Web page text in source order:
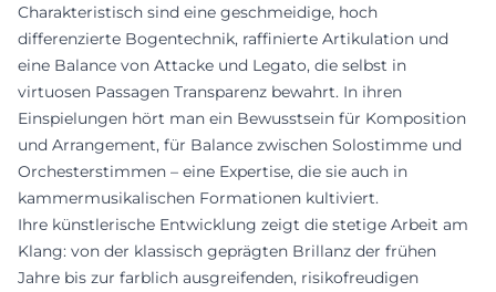
Charakteristisch sind eine geschmeidige, hoch
differenzierte Bogentechnik, raffinierte Artikulation und
eine Balance von Attacke und Legato, die selbst in
virtuosen Passagen Transparenz bewahrt. In ihren
Einspielungen hört man ein Bewusstsein für Komposition
und Arrangement, für Balance zwischen Solostimme und
Orchesterstimmen – eine Expertise, die sie auch in
kammermusikalischen Formationen kultiviert.
Ihre künstlerische Entwicklung zeigt die stetige Arbeit am
Klang: von der klassisch geprägten Brillanz der frühen
Jahre bis zur farblich ausgreifenden, risikofreudigen